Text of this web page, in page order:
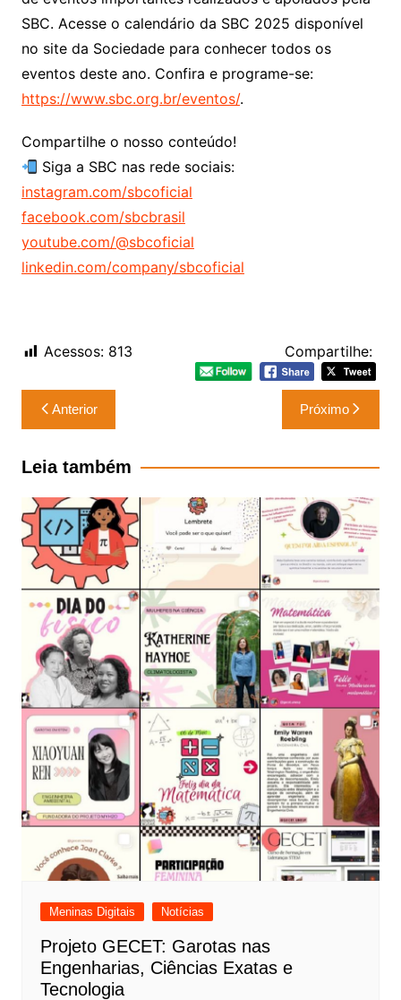
SBC. Acesse o calendário da SBC 2025 disponível
no site da Sociedade para conhecer todos os
eventos deste ano. Confira e programe-se:
https://www.sbc.org.br/eventos/.
Compartilhe o nosso conteúdo!
Siga a SBC nas rede sociais:
instagram.com/sbcoficial
facebook.com/sbcbrasil
youtube.com/@sbcoficial
linkedin.com/company/sbcoficial
Compartilhe:
Acessos: 813
Navegação
de
Post
Anterior Próximo
Leia também
Meninas Digitais Notícias
Projeto GECET: Garotas nas
Engenharias, Ciências Exatas e
Tecnologia